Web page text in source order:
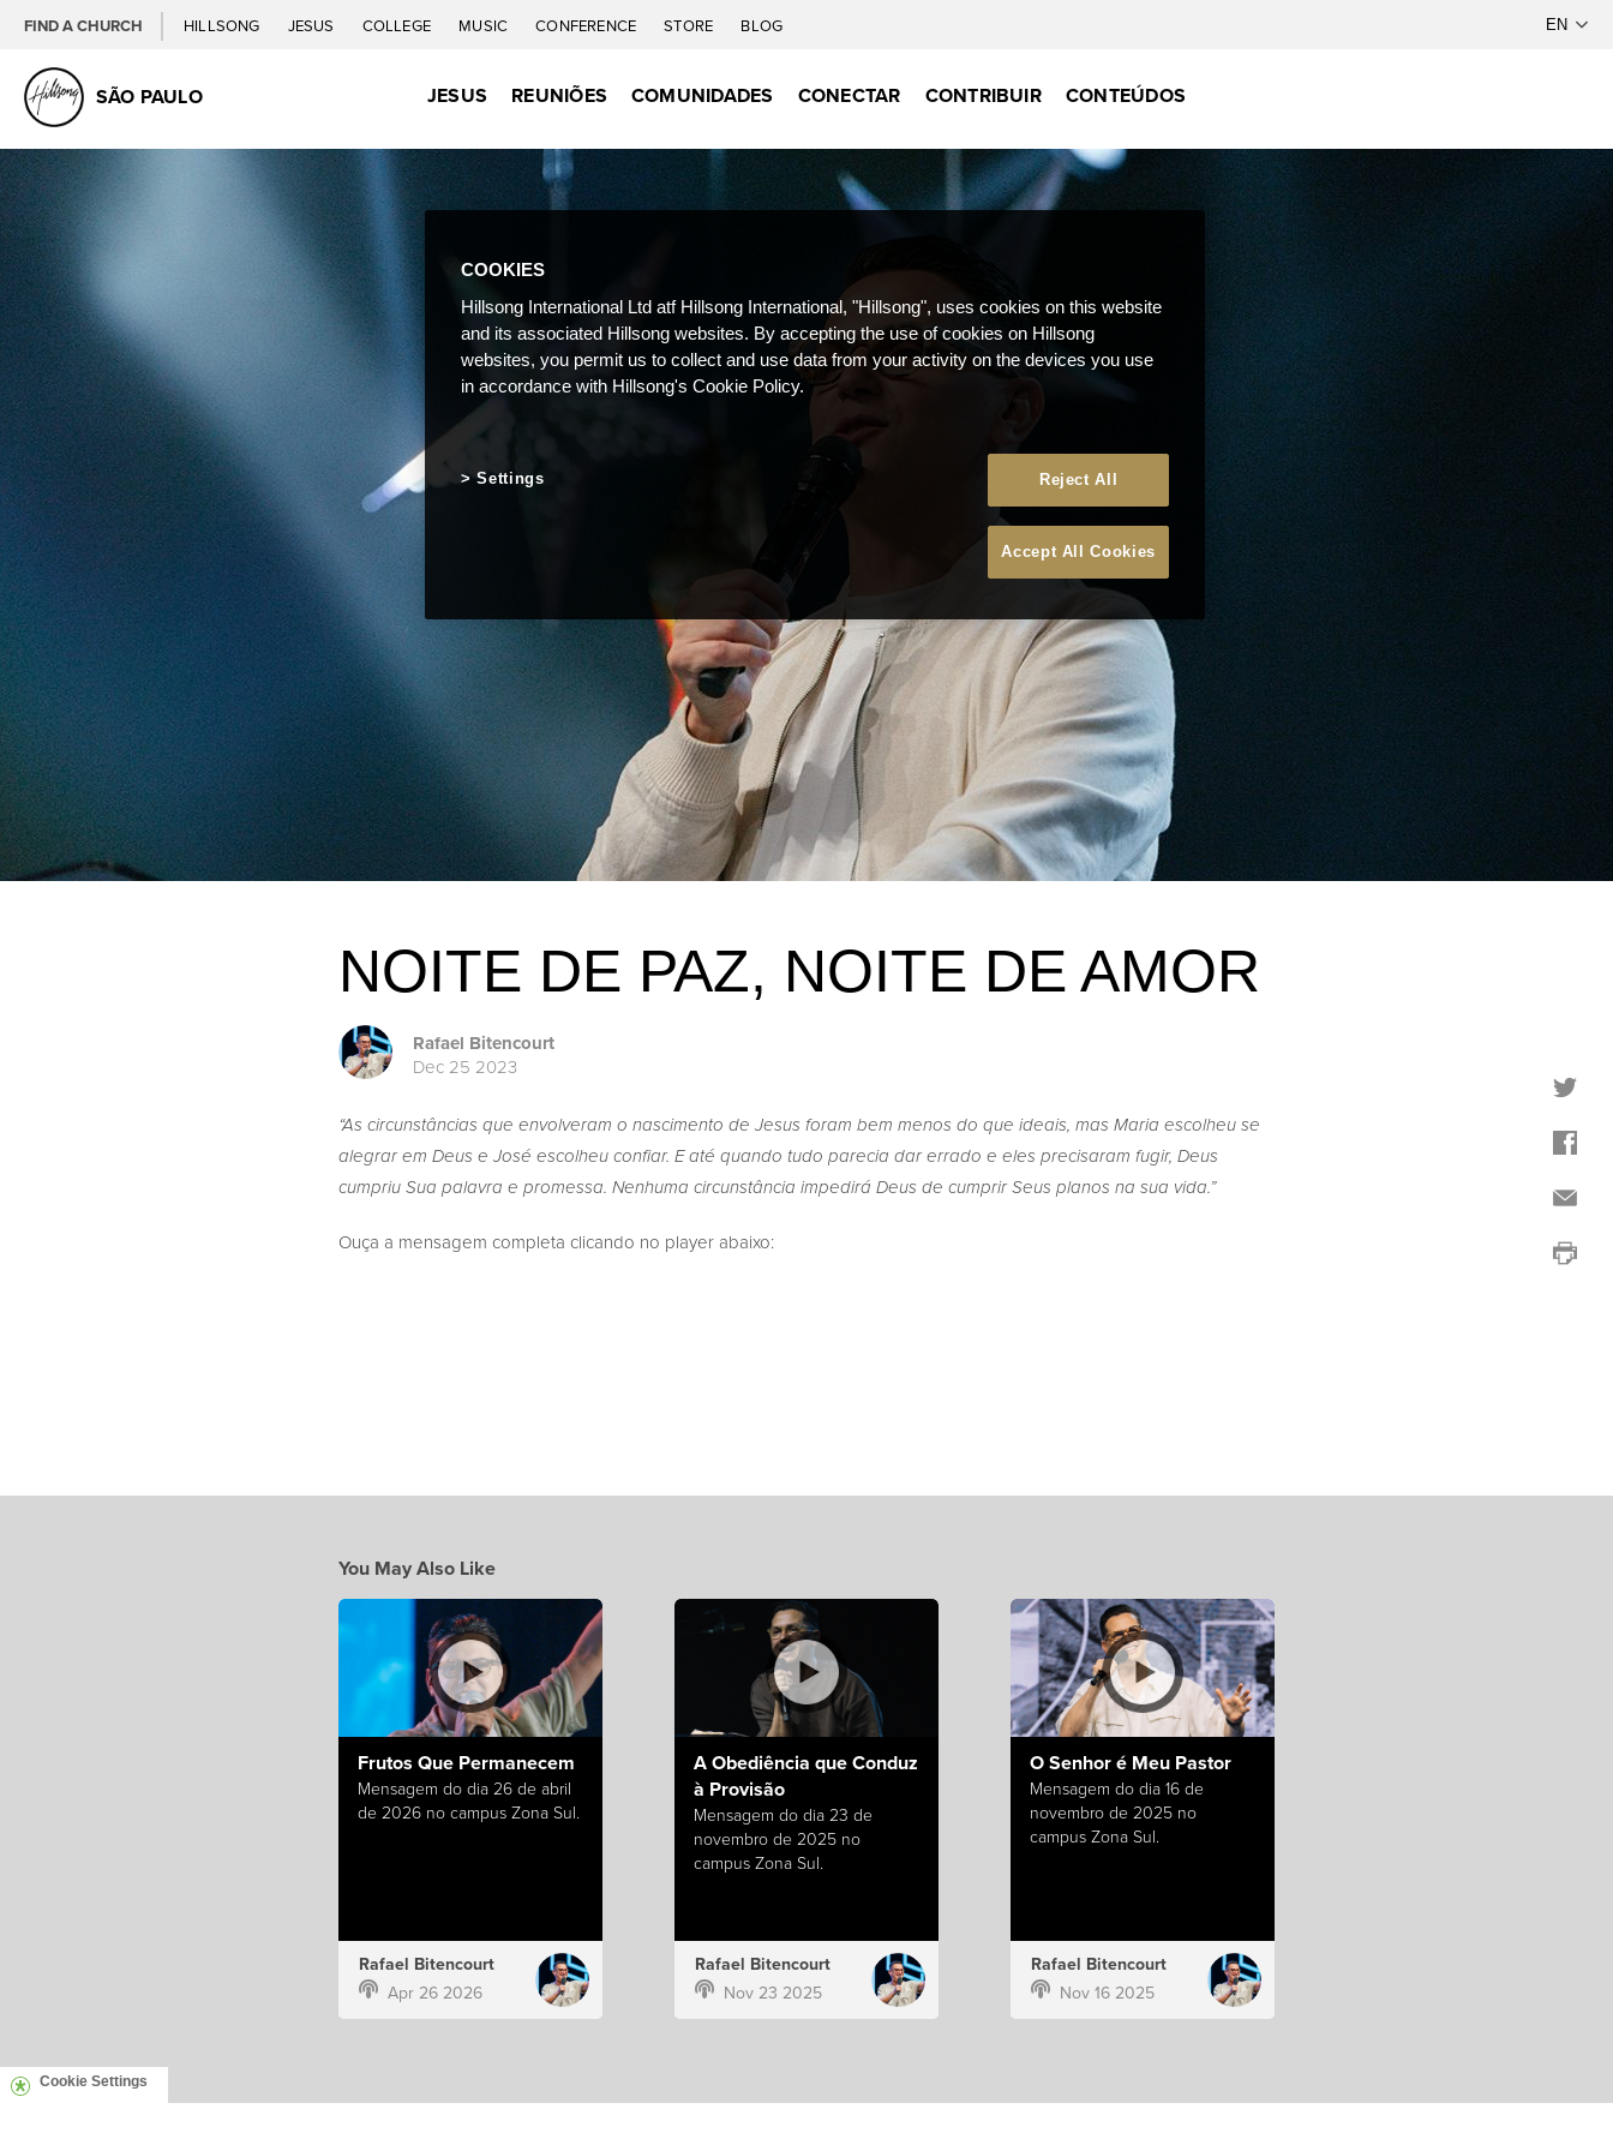
FIND A CHURCH HILLSONG JESUS COLLEGE MUSIC CONFERENCE STORE BLOG
SÃO PAULO JESUS REUNIÕES COMUNIDADES CONECTAR CONTRIBUIR CONTEÚDOS
NOITE DE PAZ, NOITE DE AMOR
Rafael Bitencourt
Dec 25 2023
“As circunstâncias que envolveram o nascimento de Jesus foram bem menos do que ideais, mas Maria escolheu se
alegrar em Deus e José escolheu confiar. E até quando tudo parecia dar errado e eles precisaram fugir, Deus
cumpriu Sua palavra e promessa. Nenhuma circunstância impedirá Deus de cumprir Seus planos na sua vida.”
Ouça a mensagem completa clicando no player abaixo:
You May Also Like
Frutos Que Permanecem
Mensagem do dia 26 de abril
de 2026 no campus Zona Sul.
Rafael Bitencourt
Apr 26 2026
A Obediência que Conduz
à Provisão
Mensagem do dia 23 de
novembro de 2025 no
campus Zona Sul.
Rafael Bitencourt
Nov 23 2025
O Senhor é Meu Pastor
Mensagem do dia 16 de
novembro de 2025 no
campus Zona Sul.
Rafael Bitencourt
Nov 16 2025
Cookie Settings
COOKIES
Hillsong International Ltd atf Hillsong International, "Hillsong", uses cookies on this website
and its associated Hillsong websites. By accepting the use of cookies on Hillsong
websites, you permit us to collect and use data from your activity on the devices you use
in accordance with Hillsong's Cookie Policy.
Reject All
Accept All Cookies
Settings